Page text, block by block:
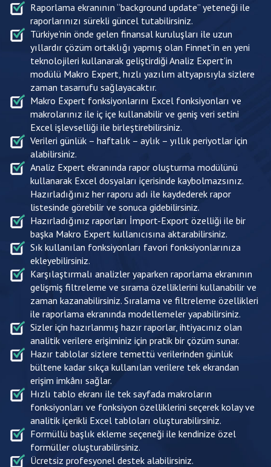
Raporlama ekranının “background update” yeteneği ile
raporlarınızı sürekli güncel tutabilirsiniz.
Türkiye’nin önde gelen finansal kuruluşları ile uzun
yıllardır çözüm ortaklığı yapmış olan Finnet’in en yeni
teknolojileri kullanarak geliştirdiği Analiz Expert’in
modülü Makro Expert, hızlı yazılım altyapısıyla sizlere
zaman tasarrufu sağlayacaktır.
Makro Expert fonksiyonlarını Excel fonksiyonları ve
makrolarınız ile iç içe kullanabilir ve geniş veri setini
Excel işlevselliği ile birleştirebilirsiniz.
Verileri günlük – haftalık – aylık – yıllık periyotlar için
alabilirsiniz.
Analiz Expert ekranında rapor oluşturma modülünü
kullanarak Excel dosyaları içerisinde kaybolmazsınız.
Hazırladığınız her raporu adı ile kaydederek rapor
listesinde görebilir ve sonuca gidebilirsiniz.
Hazırladığınız raporları İmport-Export özelliği ile bir
başka Makro Expert kullanıcısına aktarabilirsiniz.
Sık kullanılan fonksiyonları favori fonksiyonlarınıza
ekleyebilirsiniz.
Karşılaştırmalı analizler yaparken raporlama ekranının
gelişmiş filtreleme ve sırama özelliklerini kullanabilir ve
zaman kazanabilirsiniz. Sıralama ve filtreleme özellikleri
ile raporlama ekranında modellemeler yapabilirsiniz.
Sizler için hazırlanmış hazır raporlar, ihtiyacınız olan
analitik verilere erişiminiz için pratik bir çözüm sunar.
Hazır tablolar sizlere temettü verilerinden günlük
bültene kadar sıkça kullanılan verilere tek ekrandan
erişim imkânı sağlar.
Hızlı tablo ekranı ile tek sayfada makroların
fonksiyonları ve fonksiyon özelliklerini seçerek kolay ve
analitik içerikli Excel tabloları oluşturabilirsiniz.
Formüllü başlık ekleme seçeneği ile kendinize özel
formüller oluşturabilirsiniz.
Ücretsiz profesyonel destek alabilirsiniz.